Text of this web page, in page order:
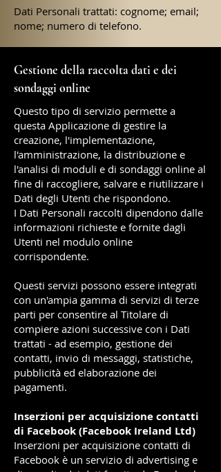
Dati Personali trattati: cognome; email;
nome; numero di telefono.
Gestione della raccolta dati e dei
sondaggi online
Questo tipo di servizio permette a
questa Applicazione di gestire la
creazione, l'implementazione,
l'amministrazione, la distribuzione e
l'analisi di moduli e di sondaggi online al
fine di raccogliere, salvare e riutilizzare i
Dati degli Utenti che rispondono.
I Dati Personali raccolti dipendono dalle
informazioni richieste e fornite dagli
Utenti nel modulo online
corrispondente.
Questi servizi possono essere integrati
con un'ampia gamma di servizi di terze
parti per consentire al Titolare di
compiere azioni successive con i Dati
trattati - ad esempio, gestione dei
contatti, invio di messaggi, statistiche,
pubblicità ed elaborazione dei
pagamenti.
Inserzioni per acquisizione contatti
di Facebook (Facebook Ireland Ltd)
Inserzioni per acquisizione contatti di
Facebook è un servizio di advertising e